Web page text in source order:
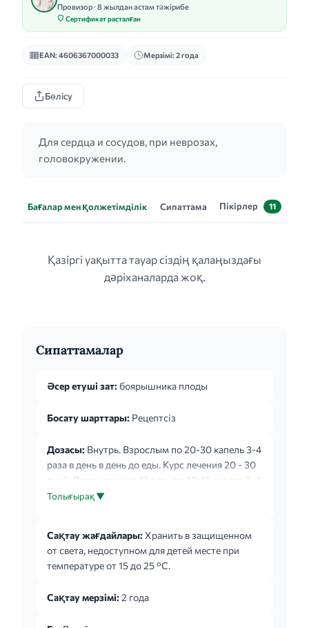
Провизор · 8 жылдан астам тәжірибе
Сертификат расталған
EAN: 4606367000033 Мерзімі: 2 года
Бөлісу
Для сердца и сосудов, при неврозах,
головокружении.
Бағалар мен қолжетімділік Сипаттама Пікірлер 11
Қазіргі уақытта тауар сіздің қалаңыздағы
дәріханаларда жоқ.
Сипаттамалар
Әсер етуші зат: боярышника плоды
Босату шарттары: Рецептсіз
Дозасы: Внутрь. Взрослым по 20-30 капель 3-4
раза в день в день до еды. Курс лечения 20 - 30
дней. Детям старше 12 лет - по 10-15 капель 3-4
раза в день до еды. Курс лечения 20-30 дней.
Толығырақ ▼
Сақтау жағдайлары: Хранить в защищенном
от света, недоступном для детей месте при
температуре от 15 до 25 °С.
Сақтау мерзімі: 2 года